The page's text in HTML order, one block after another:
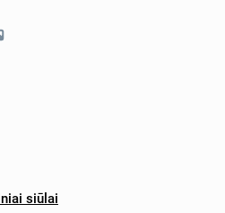
siūlai